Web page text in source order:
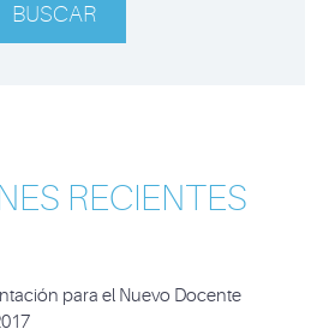
BUSCAR
RECIENTES
para el Nuevo Docente